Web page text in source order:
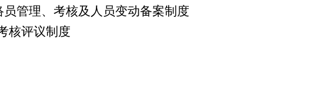
员管理、考核及人员变动备案制度
核评议制度